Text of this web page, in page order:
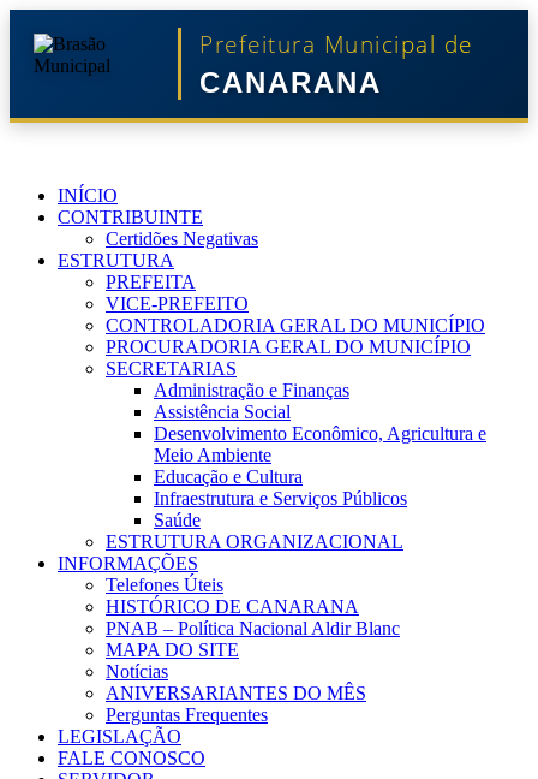
Prefeitura Municipal de
CANARANA
INÍCIO
CONTRIBUINTE
Certidões Negativas
ESTRUTURA
PREFEITA
VICE-PREFEITO
CONTROLADORIA GERAL DO MUNICÍPIO
PROCURADORIA GERAL DO MUNICÍPIO
SECRETARIAS
Administração e Finanças
Assistência Social
Desenvolvimento Econômico, Agricultura e
Meio Ambiente
Educação e Cultura
Infraestrutura e Serviços Públicos
Saúde
ESTRUTURA ORGANIZACIONAL
INFORMAÇÕES
Telefones Úteis
HISTÓRICO DE CANARANA
PNAB – Política Nacional Aldir Blanc
MAPA DO SITE
Notícias
ANIVERSARIANTES DO MÊS
Perguntas Frequentes
LEGISLAÇÃO
FALE CONOSCO